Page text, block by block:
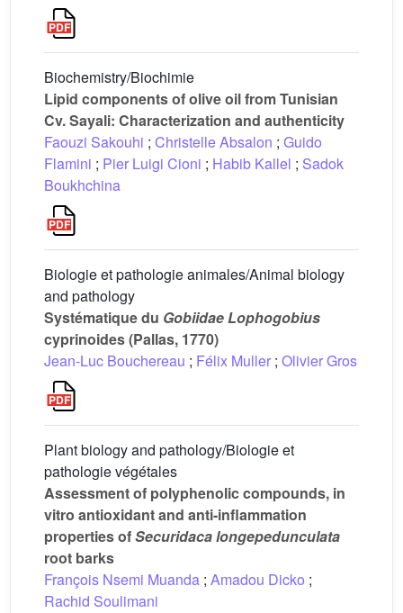
Biochemistry/Biochimie
Lipid components of olive oil from Tunisian
Cv. Sayali: Characterization and authenticity
Faouzi Sakouhi ; Christelle Absalon ; Guido
Flamini ; Pier Luigi Cioni ; Habib Kallel ; Sadok
Boukhchina
Biologie et pathologie animales/Animal biology
and pathology
Systématique du Gobiidae Lophogobius
cyprinoides (Pallas, 1770)
Jean-Luc Bouchereau ; Félix Muller ; Olivier Gros
Plant biology and pathology/Biologie et
pathologie végétales
Assessment of polyphenolic compounds, in
vitro antioxidant and anti-inflammation
properties ofSecuridaca longepedunculata
root barks
François Nsemi Muanda ; Amadou Dicko ;
Rachid Soulimani